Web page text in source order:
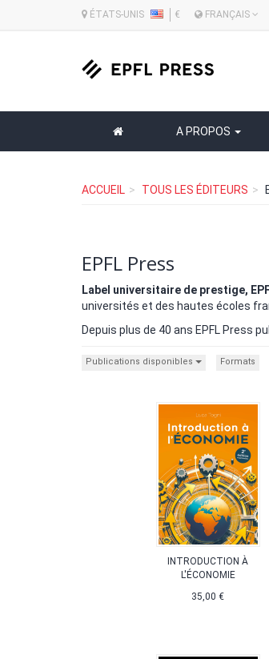
ÉTATS-UNIS € FRANÇAIS
A PROPOS
ACCUEIL TOUS LES ÉDITEURS
EPFL Press
Label universitaire de prestige,
universités et des hautes écoles
Depuis plus de 40 ans EPFL Press
Publications disponibles Formats
INTRODUCTION À
L'ÉCONOMIE
35,00 €